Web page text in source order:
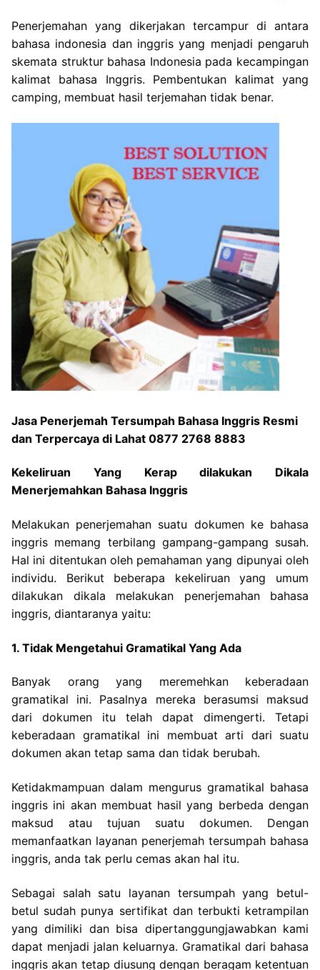
Penerjemahan yang dikerjakan tercampur di antara
bahasa indonesia dan inggris yang menjadi pengaruh
skemata struktur bahasa Indonesia pada kecampingan
kalimat bahasa Inggris. Pembentukan kalimat yang
camping, membuat hasil terjemahan tidak benar.
Jasa Penerjemah Tersumpah Bahasa Inggris Resmi
dan Terpercaya di Lahat 0877 2768 8883
Kekeliruan Yang Kerap dilakukan Dikala
Menerjemahkan Bahasa Inggris
Melakukan penerjemahan suatu dokumen ke bahasa
inggris memang terbilang gampang-gampang susah.
Hal ini ditentukan oleh pemahaman yang dipunyai oleh
individu. Berikut beberapa kekeliruan yang umum
dilakukan dikala melakukan penerjemahan bahasa
inggris, diantaranya yaitu:
1. Tidak Mengetahui Gramatikal Yang Ada
Banyak orang yang meremehkan keberadaan
gramatikal ini. Pasalnya mereka berasumsi maksud
dari dokumen itu telah dapat dimengerti. Tetapi
keberadaan gramatikal ini membuat arti dari suatu
dokumen akan tetap sama dan tidak berubah.
Ketidakmampuan dalam mengurus gramatikal bahasa
inggris ini akan membuat hasil yang berbeda dengan
maksud atau tujuan suatu dokumen. Dengan
memanfaatkan layanan penerjemah tersumpah bahasa
inggris, anda tak perlu cemas akan hal itu.
Sebagai salah satu layanan tersumpah yang betul-
betul sudah punya sertifikat dan terbukti ketrampilan
yang dimiliki dan bisa dipertanggungjawabkan kami
dapat menjadi jalan keluarnya. Gramatikal dari bahasa
inggris akan tetap diusung dengan beragam ketentuan